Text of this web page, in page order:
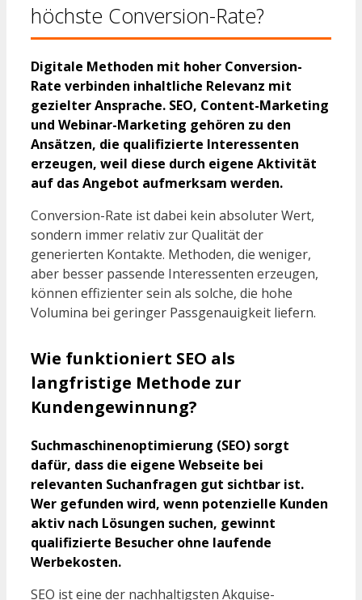
höchste Conversion-Rate?
Digitale Methoden mit hoher Conversion-
Rate verbinden inhaltliche Relevanz mit
gezielter Ansprache. SEO, Content-Marketing
und Webinar-Marketing gehören zu den
Ansätzen, die qualifizierte Interessenten
erzeugen, weil diese durch eigene Aktivität
auf das Angebot aufmerksam werden.
Conversion-Rate ist dabei kein absoluter Wert,
sondern immer relativ zur Qualität der
generierten Kontakte. Methoden, die weniger,
aber besser passende Interessenten erzeugen,
können effizienter sein als solche, die hohe
Volumina bei geringer Passgenauigkeit liefern.
Wie funktioniert SEO als
langfristige Methode zur
Kundengewinnung?
Suchmaschinenoptimierung (SEO) sorgt
dafür, dass die eigene Webseite bei
relevanten Suchanfragen gut sichtbar ist.
Wer gefunden wird, wenn potenzielle Kunden
aktiv nach Lösungen suchen, gewinnt
qualifizierte Besucher ohne laufende
Werbekosten.
SEO ist eine der nachhaltigsten Akquise-